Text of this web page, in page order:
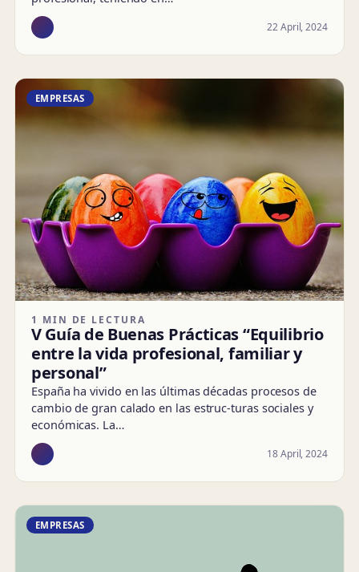
22 April, 2024
EMPRESAS
1 MIN DE LECTURA
V Guía de Buenas Prácticas “Equilibrio
entre la vida profesional, familiar y
personal”
España ha vivido en las últimas décadas procesos de
cambio de gran calado en las estruc-turas sociales y
económicas. La…
18 April, 2024
EMPRESAS